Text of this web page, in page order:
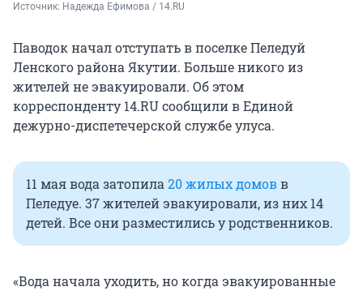
Источник: Надежда Ефимова / 14.RU
Паводок начал отступать в поселке Пеледуй
Ленского района Якутии. Больше никого из
жителей не эвакуировали. Об этом
корреспонденту 14.RU сообщили в Единой
дежурно-диспетечерской службе улуса.
11 мая вода затопила 20 жилых домовв
Пеледуе. 37 жителей эвакуировали, из них 14
детей. Все они разместились у родственников.
«Вода начала уходить, но когда эвакуированные